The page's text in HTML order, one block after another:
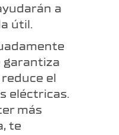
a
útil.
garantiza
el
eléctricas.
más
te